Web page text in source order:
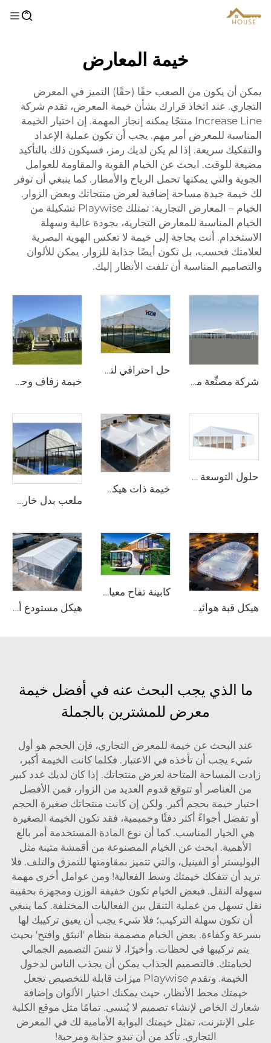
خيمة المعارض
يمكن أن يكون من الصعب حقًا (حقًا) التميز في المعرض
التجاري. عند اتخاذ قرارك بشأن خيمة المعرض، تقدم شركة
Increase Line منتجًا يمكنه إنجاز المهمة. إن اختيار الخيمة
المناسبة للمعرض أمر مهم. يجب أن تكون عملية الإعداد
والتفكيك سريعة. إذا لم يكن لديك رمز، فسيكون ذلك بالتأكيد
مضيعة للوقت. ابحث عن الخيام القوية والمقاومة للعوامل
الجوية والتي يمكنها تحمل الرياح والأمطار. كما ينبغي أن توفر
لك خيمة جيدة مساحة إضافية لعرض منتجاتك وبعض الزوار.
الخيام – المعارض التجارية: تمتلك Playwise تشكيلة من
الخيام المناسبة للمعارض التجارية، بجودة عالية وسهلة
الاستخدام. أنت بحاجة إلى خيمة لا تعكس الهوية البصرية
لعلامتك فحسب، بل تكون أيضًا جذابة للزوار. يمكن للألوان
والتصاميم المناسبة أن تلفت الأنظار إليك.
شركة مصنِّعة محترفة لأجنحة الزفاف | خيمة ولائم ذات نطاق واضح وفق المعايير الأوروبية وخيمة دفيئة شفافة للفعاليات
حل احترافي لتغطية ملاعب الرياضة | غطاء صناعي من الألومنيوم لملاعب المنافسات
خيمة زفاف وحدوية | خيمة مناسبات مقاومة للعوامل الجوية وتجميعها سريع لمجموعة حلول تجارية للحفلات والمهرجانات
حلول التوسعة الوحداتية للمستودعات في المشاريع الصناعية | خيمة تخزين من PVC مقاومة للحريق لتوسيع الطاقة الإنتاجية للمصانع
خيمة ذات هيكل مقاوم للرياح وعالية التحمل | مظلة خارجية واسعة النطاق توفر مأوى آمناً في مختلف الظروف الجوية
ملعب بدل خارجي وحدوي مخصص مع سقف | منشأة بدل تنس محمولة مقاومة للمطر لمراكز المنتجعات الفاخرة ومراكز الرياضة
هيكل قبة هوائية فعّالة من حيث استهلاك الطاقة | غلاف احترافي لمنشآت رياضية تعمل في جميع الأحوال الجوية
كابينة تفاح معيارية سريعة التركيب | غرفة معدنية جاهزة متينة ومتنقِّلة لمشاريع التخييم الفاخر والفنادق الحديثة
هيكل مستودع ألومنيوم صناعي | حلّ تخزين دائم أو مؤقت ذي نطاق واسع
ما الذي يجب البحث عنه في أفضل خيمة
معرض للمشترين بالجملة
عند البحث عن خيمة للمعرض التجاري، فإن الحجم هو أول
شيء يجب أن تأخذه في الاعتبار. فكلما كانت الخيمة أكبر،
زادت المساحة المتاحة لعرض منتجاتك. إذا كان لديك عدد كبير
من العناصر أو تتوقع قدوم العديد من الزوار، فمن الأفضل
اختيار خيمة بحجم أكبر. ولكن إن كانت منتجاتك صغيرة الحجم
أو تفضل أجواءً أكثر دفئًا وحميمية، فقد تكون الخيمة الصغيرة
هي الخيار المناسب. كما أن نوع المادة المستخدمة أمر بالغ
الأهمية. ابحث عن الخيام المصنوعة من أقمشة متينة مثل
البوليستر أو الفينيل، والتي تتميز بمقاومتها للتمزق والتلف. فلا
تريد أن تتفكك خيمتك وسط الفعالية! ومن عوامل أخرى مهمة
سهولة النقل. فبعض الخيام تكون خفيفة الوزن ومجهزة بحقيبة
نقل تسهل من عملية التنقل بين الفعاليات المختلفة. كما ينبغي
أن تكون سهلة التركيب؛ فلا شيء يجب أن يعيق تركيبك لها
بسرعة وكفاءة. بعض الخيام مصممة بنظام 'انبثق وافتح' بحيث
يتم تركيبها في لحظات. وأخيرًا، لا تنسَ التصميم الجمالي
لخيامتك. فالتصميم الجذاب يمكن أن يجذب الناس لدخول
الخيمة. وتقدم Playwise ميزات قابلة للتخصيص تجعل
خيمتك محط الأنظار، حيث يمكنك اختيار الألوان وإضافة
شعارك الخاص لإنشاء تصميم لا يُنسى. تمامًا مثل موقع الكلية
على الإنترنت، تمثل خيمتك البوابة الأمامية لك في المعرض
التجاري. تأكد من أن تبدو جذابة ومرحبة!